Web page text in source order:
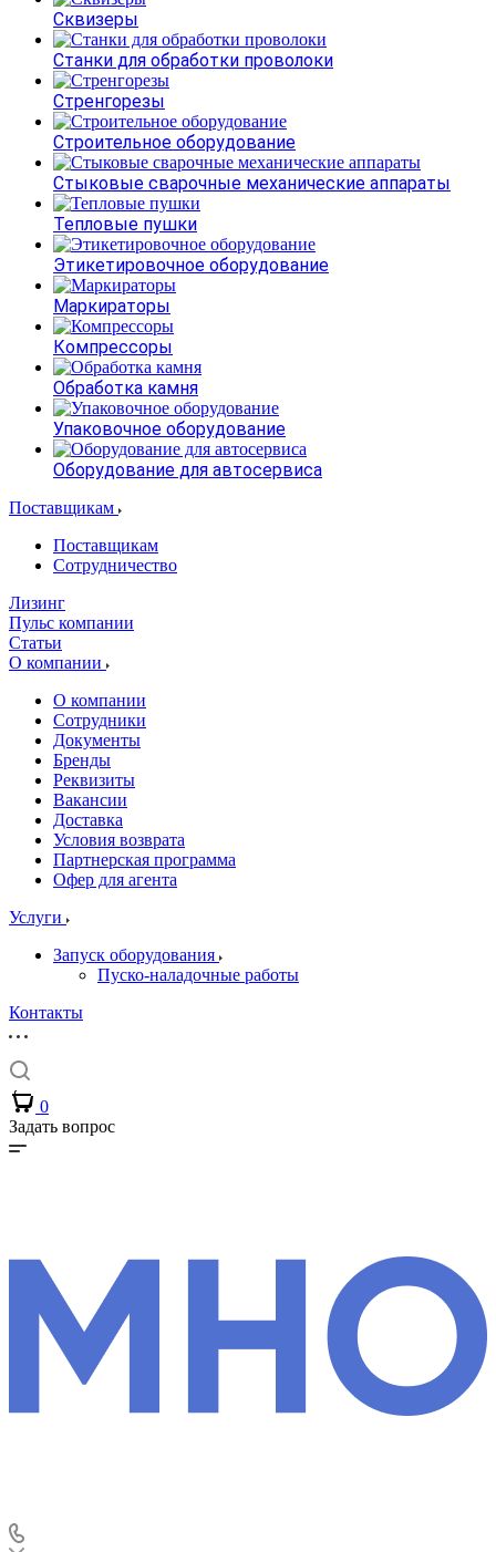
Сквизеры
Станки для обработки проволоки
Стренгорезы
Строительное оборудование
Стыковые сварочные механические аппараты
Тепловые пушки
Этикетировочное оборудование
Маркираторы
Компрессоры
Обработка камня
Упаковочное оборудование
Оборудование для автосервиса
Поставщикам
Поставщикам
Сотрудничество
Лизинг
Пульс компании
Статьи
О компании
О компании
Сотрудники
Документы
Бренды
Реквизиты
Вакансии
Доставка
Условия возврата
Партнерская программа
Офер для агента
Услуги
Запуск оборудования
Пуско-наладочные работы
Контакты
0
Задать вопрос